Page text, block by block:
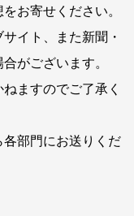
お寄せください。
イト、また新聞・
がございます。
ますのでご了承く
各部門にお送りくだ